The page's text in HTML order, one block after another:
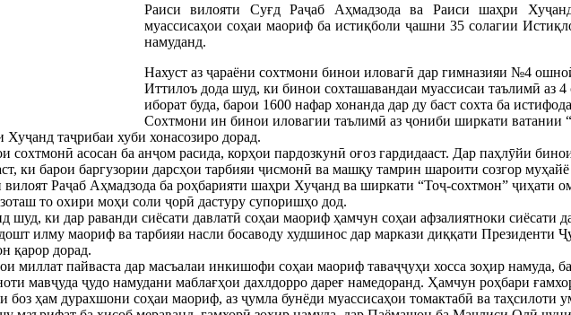
Раиси вилояти Суғд Раҷаб Аҳмадзода ва Раиси шаҳри
муассисаҳои соҳаи маориф ба истиқболи ҷашни 35 солагии
намуданд.
Нахуст аз ҷараёни сохтмони бинои иловагӣ дар гимназияи №4
Иттилоъ дода шуд, ки бинои сохташавандаи муассисаи таълимӣ аз
иборат буда, барои 1600 нафар хонанда дар ду баст сохта ба
Сохтмони ин бинои иловагии таълимӣ аз ҷониби ширкати ватании
Хуҷанд таҷрибаи хуби хонасозиро дорад.
сохтмонӣ асосан ба анҷом расида, корҳои пардозкунӣ оғоз гардидааст. Дар паҳлӯйи
ки барои баргузории дарсҳои тарбияи ҷисмонӣ ва машқу тамрин шароити созгор
вилоят Раҷаб Аҳмадзода ба роҳбарияти шаҳри Хуҷанд ва ширкати “Тоҷ-сохтмон” ҷиҳати
то охири моҳи соли ҷорӣ дастуру супоришҳо дод.
шуд, ки дар раванди сиёсати давлатӣ соҳаи маориф ҳамчун соҳаи афзалиятноки сиёсати
илму маориф ва тарбияи насли босаводу худшинос дар маркази диққати
қарор дорад.
миллат пайваста дар масъалаи инкишофи соҳаи маориф таваҷҷуҳи хосса зоҳир намуда,
мавҷуда ҷудо намудани маблағҳои дахлдорро дареғ намедоранд. Ҳамчун роҳбари
боз ҳам дурахшони соҳаи маориф, аз ҷумла бунёди муассисаҳои томактабӣ ва таҳсилоти